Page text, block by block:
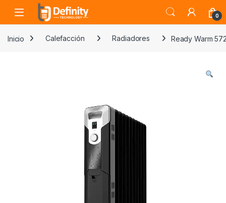
Skip to navigation
Skip to content
Open 0
Inicio Calefacción Radiadores Ready Warm